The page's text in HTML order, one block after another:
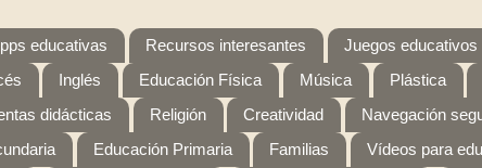
educativas Recursos interesantes Juegos educativos
Inglés Educación Física Música Plástica
didácticas Religión Creatividad Navegación
Educación Primaria Familias Vídeos para